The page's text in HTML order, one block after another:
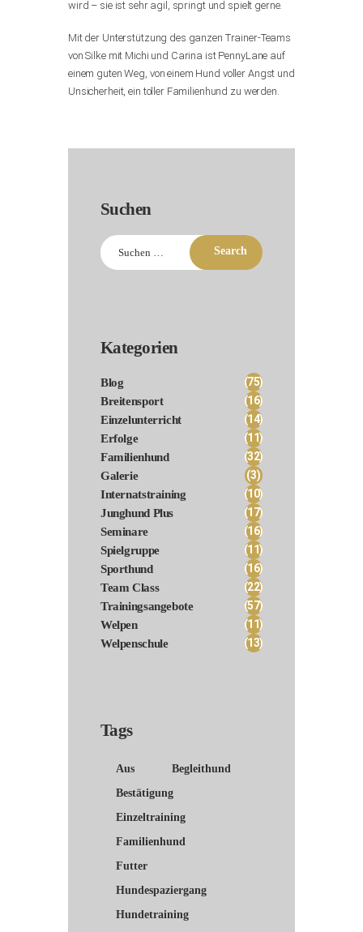
wird – sie ist sehr agil, springt und spielt gerne.
Mit der Unterstützung des ganzen Trainer-Teams
von Silke mit Michi und Carina ist PennyLane auf
einem guten Weg, von einem Hund voller Angst und
Unsicherheit, ein toller Familienhund zu werden.
Suchen
Suchen
nach:
Kategorien
Blog (75)
Breitensport (16)
Einzelunterricht (14)
Erfolge (11)
Familienhund (32)
Galerie (3)
Internatstraining (10)
Junghund Plus (17)
Seminare (16)
Spielgruppe (11)
Sporthund (16)
Team Class (22)
Trainingsangebote (57)
Welpen (11)
Welpenschule (13)
Tags
Aus
Begleithund
Bestätigung
Einzeltraining
Familienhund
Futter
Hundespaziergang
Hundetraining